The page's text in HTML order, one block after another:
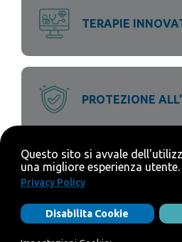
TERAPIE
PROTEZIONE